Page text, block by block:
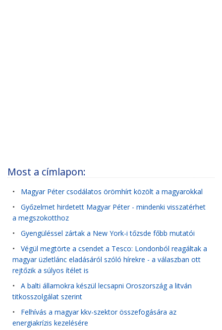
Most a címlapon:
• Magyar Péter csodálatos örömhírt közölt a magyarokkal
• Győzelmet hirdetett Magyar Péter - mindenki visszatérhet
a megszokotthoz
• Gyengüléssel zártak a New York-i tőzsde főbb mutatói
• Végül megtörte a csendet a Tesco: Londonból reagáltak a
magyar üzletlánc eladásáról szóló hírekre - a válaszban ott
rejtőzik a súlyos ítélet is
• A balti államokra készül lecsapni Oroszország a litván
titkosszolgálat szerint
• Felhívás a magyar kkv-szektor összefogására az
energiakrízis kezelésére